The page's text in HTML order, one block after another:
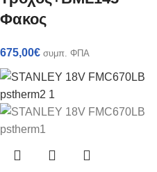
Φακος
675,00€ συμπ. ΦΠΑ